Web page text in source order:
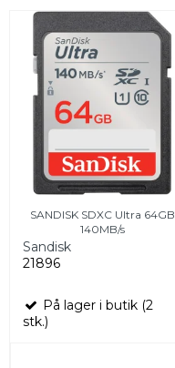
SANDISK SDXC Ultra 64GB
140MB/s
Sandisk
21896
På lager i butik (2
stk.)